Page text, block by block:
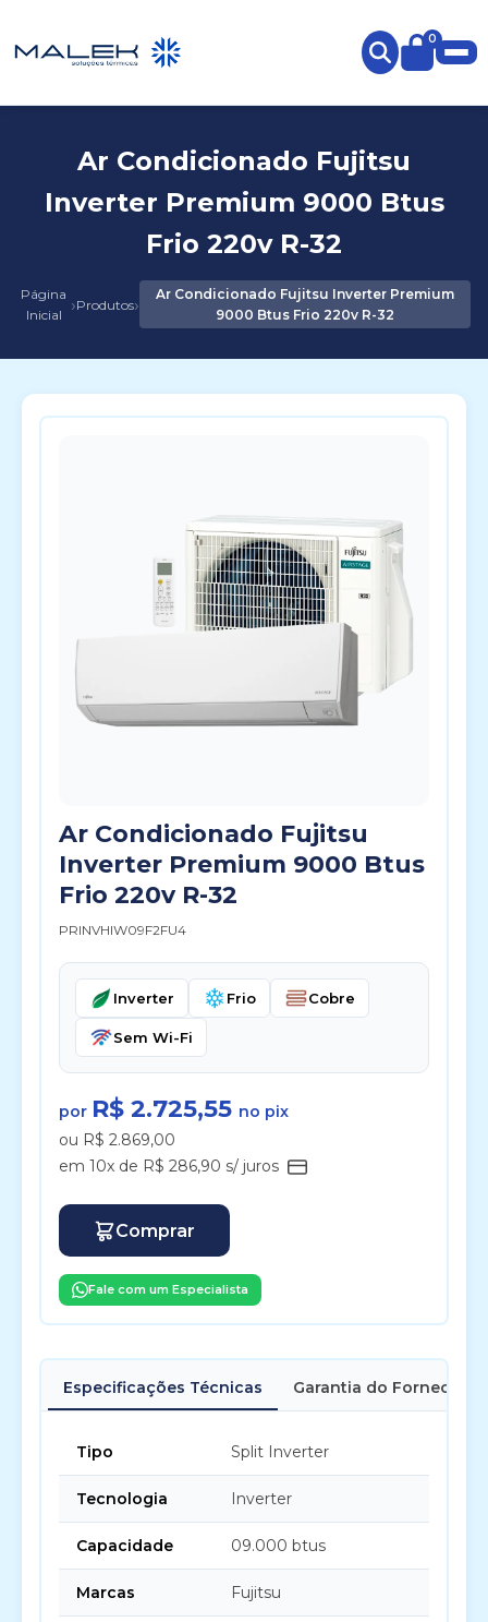
0
Ar Condicionado Fujitsu
Inverter Premium 9000 Btus
Frio 220v R-32
Página
Inicial
›Produtos›
Ar Condicionado Fujitsu Inverter Premium
9000 Btus Frio 220v R-32
Ar Condicionado Fujitsu
Inverter Premium 9000 Btus
Frio 220v R-32
PRINVHIW09F2FU4
Inverter Frio Cobre
Sem Wi-Fi
por R$ 2.725,55 no pix
ou R$ 2.869,00
em 10x de R$ 286,90 s/ juros
Comprar
Fale com um Especialista
Especificações Técnicas Garantia do Fornecedor
Tipo Split Inverter
Tecnologia Inverter
Capacidade 09.000 btus
Marcas Fujitsu